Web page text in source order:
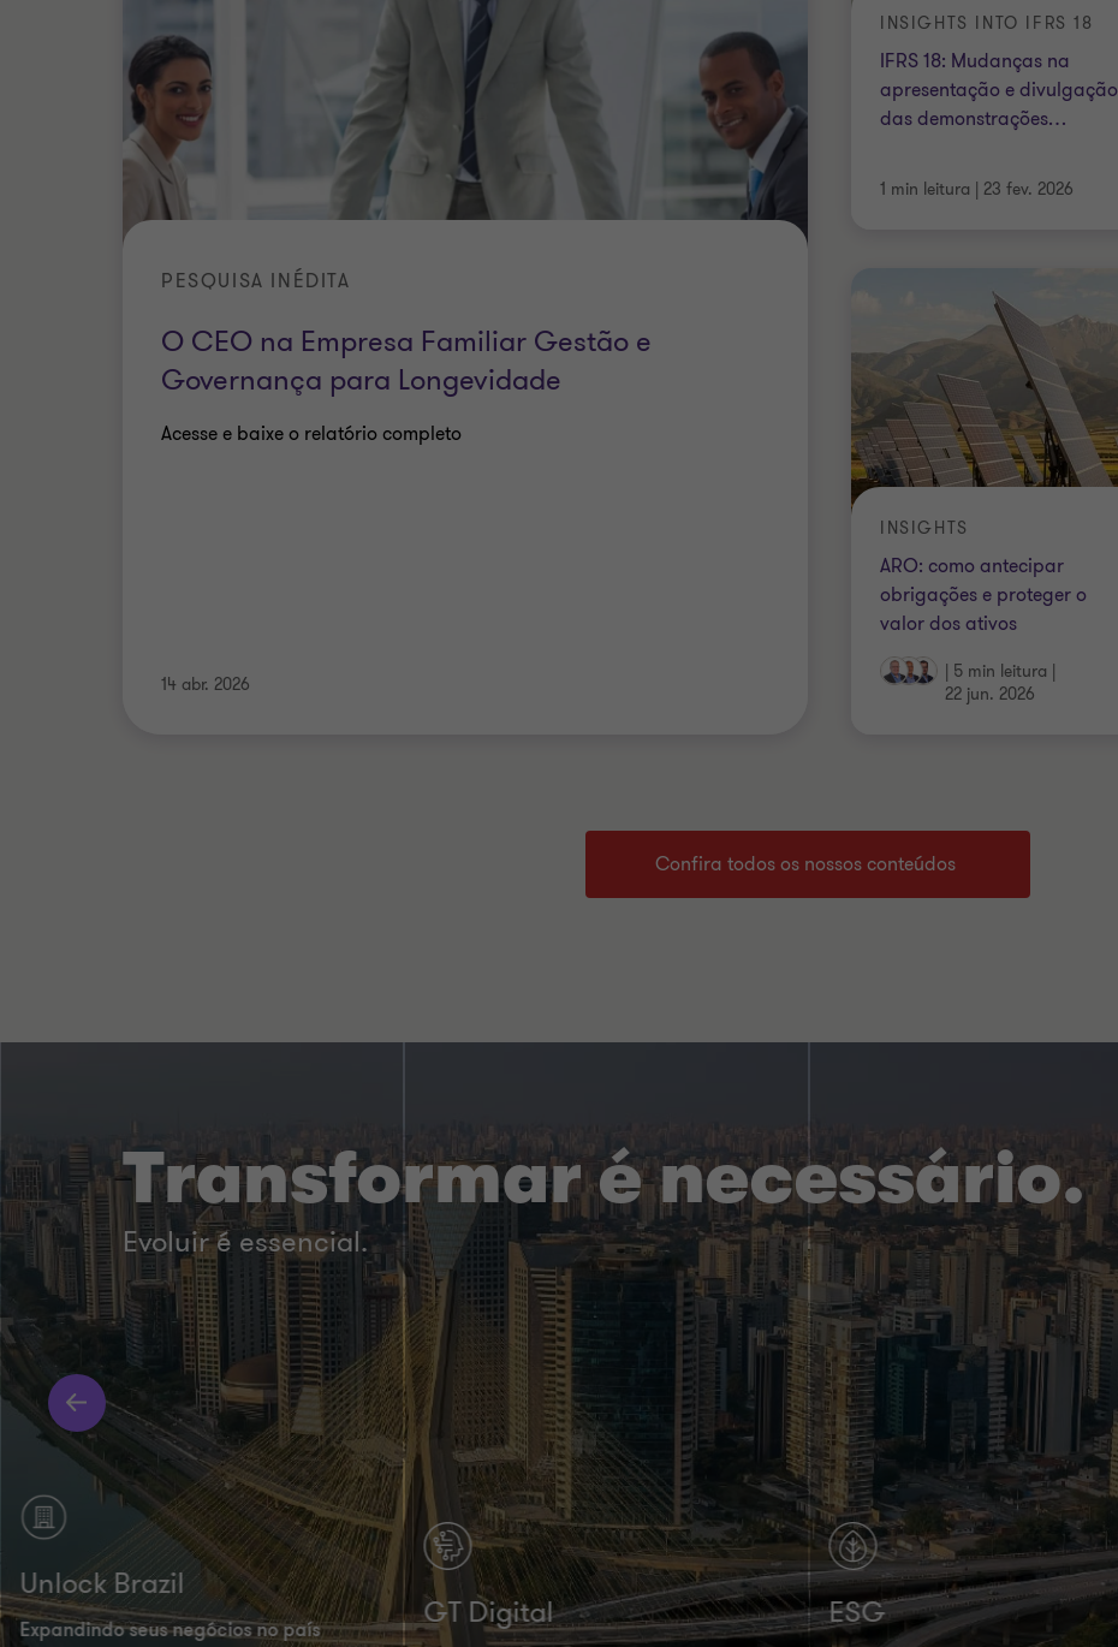
O CEO na Empresa Familiar Gestão e
Governança para Longevidade
PESQUISA INÉDITA
Acesse e baixe o relatório completo
14 abr. 2026
IFRS 18: Mudanças na
apresentação e divulgação
das demonstrações…
INSIGHTS INTO IFRS 18
1 min leitura | 23 fev. 2026
ARO: como antecipar
obrigações e proteger o
valor dos ativos
INSIGHTS
| 5 min leitura |
22 jun. 2026
Confira todos os nossos conteúdos
Transformar é necessário.
Evoluir é essencial.
Unlock Brazil
Expandindo seus negócios no país GT Digital ESG